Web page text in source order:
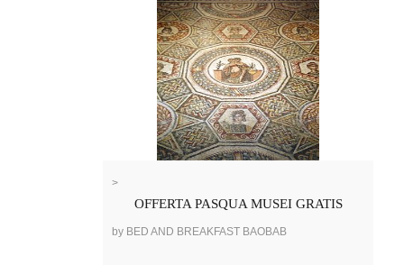
>
OFFERTA PASQUA MUSEI GRATIS
by BED AND BREAKFAST BAOBAB